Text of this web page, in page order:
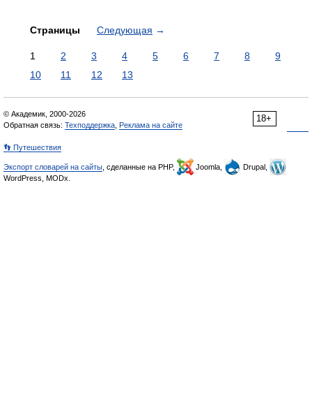
Страницы Следующая →
1 2 3 4 5 6 7 8
9
10
11 12 13
18+
© Академик, 2000-2026
Обратная связь: Техподдержка Реклама на сайте
👣 Путешествия
Экспорт словарей на сайты , сделанные на PHP, Joomla,
Drupal,
WordPress, MODx.